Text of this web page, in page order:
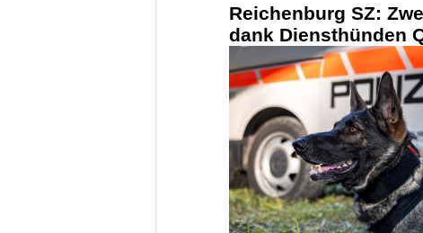
Reichenburg SZ:
dank Diensthünden